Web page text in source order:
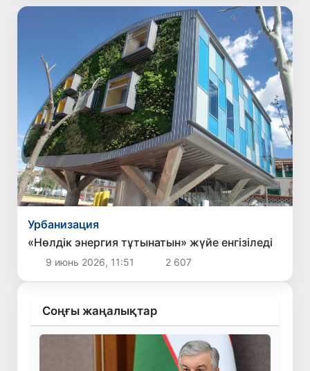
Урбанизация
«Нөлдік энергия тұтынатын» жүйе енгізіледі
9 июнь 2026, 11:51 2 607
Соңғы жаңалықтар